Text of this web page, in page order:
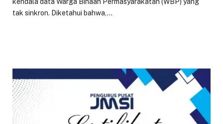
tak sinkron. Diketahui bahwa,…